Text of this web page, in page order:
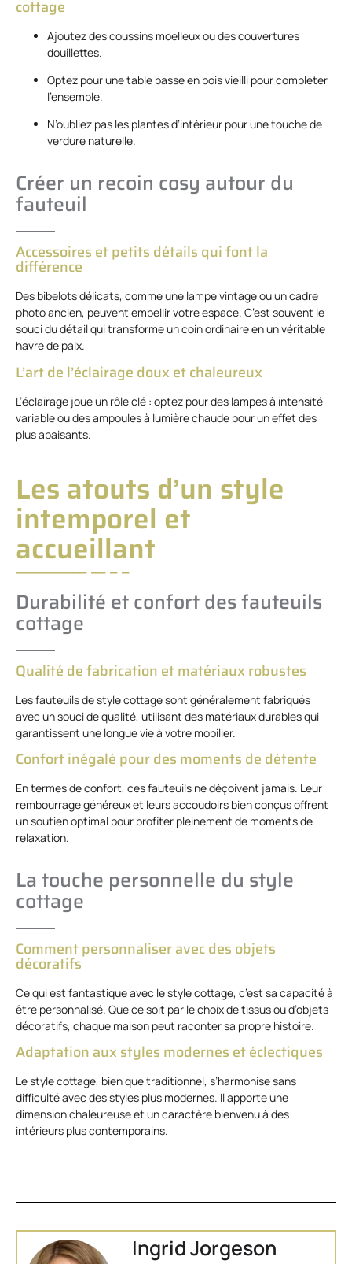
cottage
Ajoutez des coussins moelleux ou des couvertures
douillettes.
Optez pour une table basse en bois vieilli pour compléter
l’ensemble.
N’oubliez pas les plantes d’intérieur pour une touche de
verdure naturelle.
Créer un recoin cosy autour du
fauteuil
Accessoires et petits détails qui font la
différence
Des bibelots délicats, comme une lampe vintage ou un cadre
photo ancien, peuvent embellir votre espace. C’est souvent le
souci du détail qui transforme un coin ordinaire en un véritable
havre de paix.
L’art de l’éclairage doux et chaleureux
L’éclairage joue un rôle clé : optez pour des lampes à intensité
variable ou des ampoules à lumière chaude pour un effet des
plus apaisants.
Les atouts d’un style
intemporel et
accueillant
Durabilité et confort des fauteuils
cottage
Qualité de fabrication et matériaux robustes
Les fauteuils de style cottage sont généralement fabriqués
avec un souci de qualité, utilisant des matériaux durables qui
garantissent une longue vie à votre mobilier.
Confort inégalé pour des moments de détente
En termes de confort, ces fauteuils ne déçoivent jamais. Leur
rembourrage généreux et leurs accoudoirs bien conçus offrent
un soutien optimal pour profiter pleinement de moments de
relaxation.
La touche personnelle du style
cottage
Comment personnaliser avec des objets
décoratifs
Ce qui est fantastique avec le style cottage, c’est sa capacité à
être personnalisé. Que ce soit par le choix de tissus ou d’objets
décoratifs, chaque maison peut raconter sa propre histoire.
Adaptation aux styles modernes et éclectiques
Le style cottage, bien que traditionnel, s’harmonise sans
difficulté avec des styles plus modernes. Il apporte une
dimension chaleureuse et un caractère bienvenu à des
intérieurs plus contemporains.
Ingrid Jorgeson